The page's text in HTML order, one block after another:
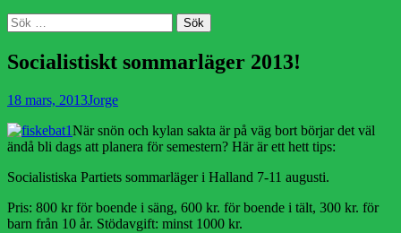
Sök
Sök
efter:
Socialistiskt sommarläger 2013!
Publicerad
18 mars, 2013Författare
Jorge
När snön och kylan sakta är på väg bort börjar det väl
ändå bli dags att planera för semestern? Här är ett hett tips:
Socialistiska Partiets sommarläger i Halland 7-11 augusti.
Pris: 800 kr för boende i säng, 600 kr. för boende i tält, 300 kr. för
barn från 10 år. Stödavgift: minst 1000 kr.